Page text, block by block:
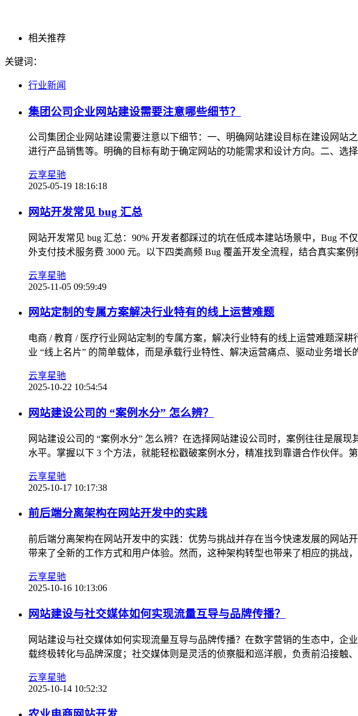
相关推荐
关键词：
行业新闻
集团公司企业网站建设需要注意哪些细节？
公司集团企业网站建设需要注意以下细节：一、明确网站建设目标在建设网
进行产品销售等。明确的目标有助于确定网站的功能需求和设计方向。二、选
云享星驰
2025-05-19 18:16:18
网站开发常见 bug 汇总
网站开发常见 bug 汇总：90% 开发者都踩过的坑在低成本建站场景中，Bug
外支付技术服务费 3000 元。以下四类高频 Bug 覆盖开发全流程，结合真实案
云享星驰
2025-11-05 09:59:49
网站定制的专属方案解决行业特有的线上运营难题
电商 / 教育 / 医疗行业网站定制的专属方案，解决行业特有的线上运营难题深
业 “线上名片” 的简单载体，而是承载行业特性、解决运营痛点、驱动业务增
云享星驰
2025-10-22 10:54:54
网站建设公司的 “案例水分” 怎么辨？
网站建设公司的 “案例水分” 怎么辨？在选择网站建设公司时，案例往往是展
水平。掌握以下 3 个方法，就能轻松戳破案例水分，精准找到靠谱合作伙伴。
云享星驰
2025-10-17 10:17:38
前后端分离架构在网站开发中的实践
前后端分离架构在网站开发中的实践：优势与挑战并存在当今快速发展的网站
带来了全新的工作方式和用户体验。然而，这种架构转型也带来了相应的挑战
云享星驰
2025-10-16 10:13:06
网站建设与社交媒体如何实现流量互导与品牌传播？
网站建设与社交媒体如何实现流量互导与品牌传播？在数字营销的生态中，
载终极转化与品牌深度；社交媒体则是灵活的侦察艇和巡洋舰，负责前沿接触
云享星驰
2025-10-14 10:52:32